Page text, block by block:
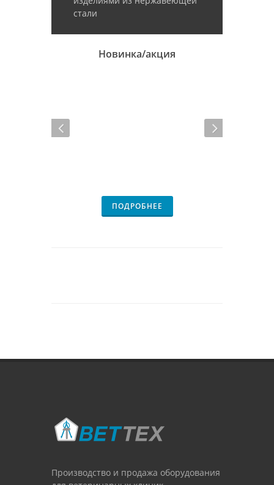
стали
Новинка/акция
ПОДРОБНЕЕ
Производство и продажа оборудования